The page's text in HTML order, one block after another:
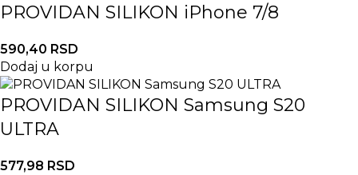
PROVIDAN SILIKON iPhone 7/8
590,40 RSD
Dodaj u korpu
PROVIDAN SILIKON Samsung S20
ULTRA
577,98 RSD